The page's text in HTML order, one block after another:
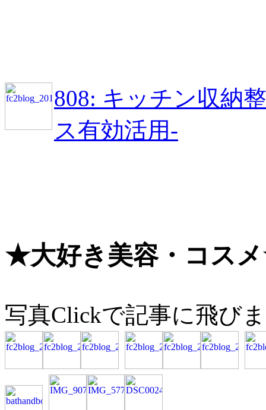
808: キッチン収納
ス有効活用-
★大好き美容・コス
写真Clickで記事に飛び